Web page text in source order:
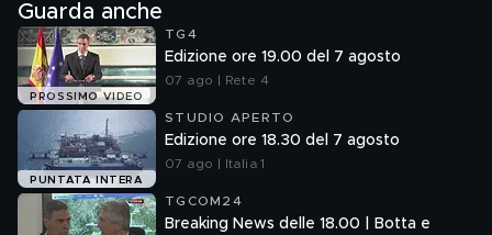
Guarda anche
PROSSIMO VIDEO
TG4
Edizione ore 19.00 del 7 agosto
07 ago | Rete 4
PUNTATA INTERA
STUDIO APERTO
Edizione ore 18.30 del 7 agosto
07 ago | Italia 1
TGCOM24
Breaking News delle 18.00 | Botta e